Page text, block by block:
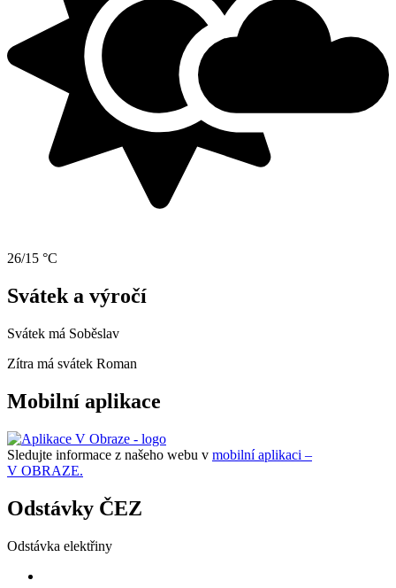
26/15 °C
Svátek a výročí
Svátek má Soběslav
Zítra má svátek Roman
Mobilní aplikace
Sledujte informace z našeho webu v mobilní aplikaci –
V OBRAZE.
Odstávky ČEZ
Odstávka elektřiny